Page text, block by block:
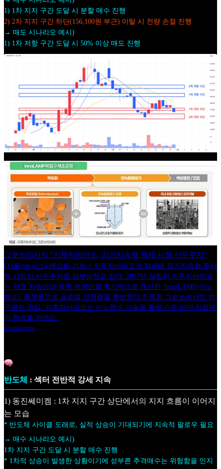
1) 1차 지지 구간 도달 시 분할 매수 진행
2) 2차 지지 구간 하단(156,100원 부근) 이탈 시 전량 손절 진행
→ 매도 시나리오 예시)
1) 1차 저항 구간 도달 시 50% 이상 매도 진행
그로쓰리서치 "지투지바이오, 장기지속형 제제 시장 선두주자"
[서울=뉴시스] 배요한 기자 = 지투지바이오가 차세대 장기지속형 주사
제 시장의 선두주자로 급부상하고 있다. 2017년 설립된 지투지바이오
는 약효 지속성과 복약 편의성을 획기적으로 개선한 'InnoLAMP(이노
램프)' 플랫폼으로 글로벌 경쟁력을 확보했다.한용희 그로쓰리서치 연
구원은 30일 "지투지바이오는 이노램프 기술을 통해 기존 비만 치료제
의 한계를 정면으..
newsis.com
반도체 : 섹터 전반적 강세 지속
1) 동진쎄미켐 : 1차 지지 구간 상단에서의 지지 흐름이 이어지
는 모습
* 반도체 사이클 도래로, 실적 상승이 기대되기에 지속적 팔로우 필요
→ 매수 시나리오 예시)
1차 지지 구간 도달 시 분할 매수 진행
* 1차적 상승이 발생한 상황이기에 섣부른 추격매수는 위험함을 인지